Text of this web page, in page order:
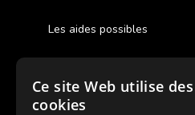
Les aides possibles
Cash Back
Pour les fratries
Ce site Web utilise des
cookies